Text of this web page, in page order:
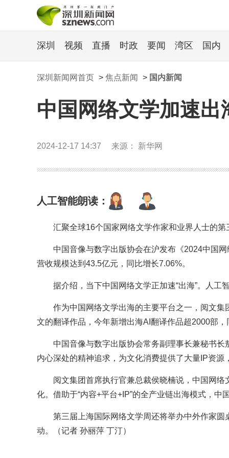
深圳 视频 直播 时政 要闻 湾区 国内
深圳新闻网首页 > 焦点新闻 > 国内新闻
中国网络文学加速
2024-12-17 14:37 来源： 新华网
人工智能朗读：
汇聚全球16个国家网络文学作家和业界人士的
中国音像与数字出版协会在沪发布《2024中国
营收规模达到43.5亿元，同比增长7.06%。
据介绍，当下中国网络文学正加速“出海”。人工
作为中国网络文学出海的主要平台之一，阅文
文的翻译作品，今年新增出海AI翻译作品超2000部
中国音像与数字出版协会常务副理事长兼秘书
内心深处的精神追求，为文化消费提供了大量IP资
阅文集团首席执行官兼总裁侯晓楠说，中国网
化。借助于“内容+平台+IP”的全产业链出海模式，中
第三届上海国际网络文学周还将举办中外作家圆
动。（记者 孙丽萍 丁汀）